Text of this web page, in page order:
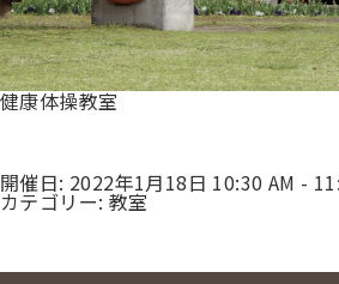
健康体操教室
開催日: 2022年1月18日 10:30 AM -
カテゴリー: 教室